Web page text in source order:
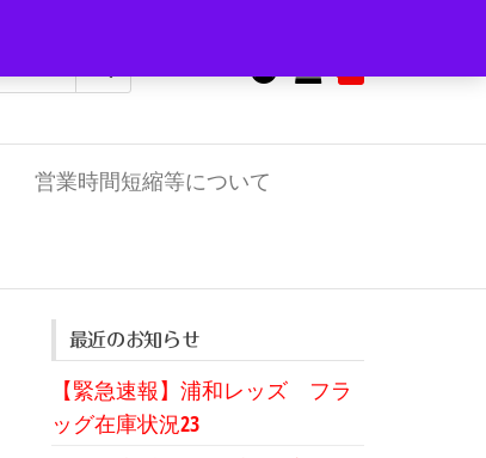
営業時間短縮等について
最近のお知らせ
【緊急速報】浦和レッズ フラ
ッグ在庫状況23